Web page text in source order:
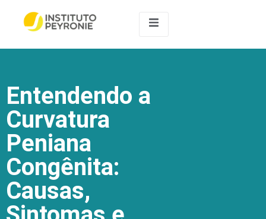
Entendendo a
Curvatura
Peniana
Congênita:
Causas,